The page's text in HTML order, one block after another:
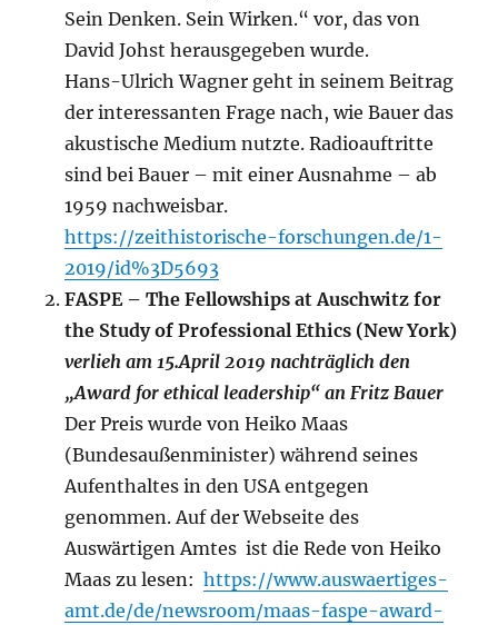
Sein Denken. Sein Wirken.“ vor, das von
David Johst herausgegeben wurde.
Hans-Ulrich Wagner geht in seinem Beitrag
der interessanten Frage nach, wie Bauer das
akustische Medium nutzte. Radioauftritte
sind bei Bauer – mit einer Ausnahme – ab
1959 nachweisbar.
https://zeithistorische-forschungen.de/1-
2019/id%3D5693
FASPE – The Fellowships at Auschwitz for
the Study of Professional Ethics (New York)
verlieh am 15.April 2019 nachträglich den
„Award for ethical leadership“ an Fritz Bauer
Der Preis wurde von Heiko Maas
(Bundesaußenminister) während seines
Aufenthaltes in den USA entgegen
genommen. Auf der Webseite des
Auswärtigen Amtes ist die Rede von Heiko
Maas zu lesen:https://www.auswaertiges-
amt.de/de/newsroom/maas-faspe-award-